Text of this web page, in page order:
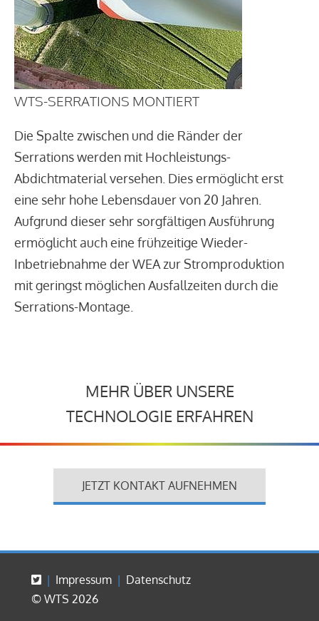
WTS-SERRATIONS MONTIERT
Die Spalte zwischen und die Ränder der
Serrations werden mit Hochleistungs-
Abdichtmaterial versehen. Dies ermöglicht erst
eine sehr hohe Lebensdauer von 20 Jahren.
Aufgrund dieser sehr sorgfältigen Ausführung
ermöglicht auch eine frühzeitige Wieder-
Inbetriebnahme der WEA zur Stromproduktion
mit geringst möglichen Ausfallzeiten durch die
Serrations-Montage.
MEHR ÜBER UNSERE
TECHNOLOGIE ERFAHREN
JETZT KONTAKT AUFNEHMEN
Impressum
Datenschutz
© WTS 2026